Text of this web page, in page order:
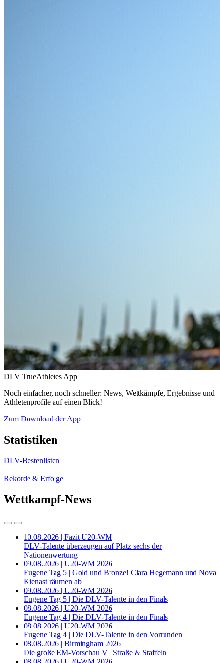
DLV TrueAthletes App
Noch einfacher, noch schneller: News, Wettkämpfe, Ergebnisse und
Athletenprofile auf einen Blick!
Zum Download der App
Statistiken
DLV-Bestenlisten
Rekorde & Erfolge
Wettkampf-News
10.08.2026 | Fazit U20-WM
DLV-Talente überzeugen auf Platz sechs der
Nationenwertung
09.08.2026 | U20-WM 2026
Eugene Tag 5 | Gold und Bronze! Clara Hegemann und Nova
Kienast räumen ab
09.08.2026 | U20-WM 2026
Eugene Tag 5 | Die DLV-Talente in den Finals
08.08.2026 | U20-WM 2026
Eugene Tag 4 | Die DLV-Talente in den Finals
08.08.2026 | U20-WM 2026
Eugene Tag 4 | Die DLV-Talente in den Vorrunden
08.08.2026 | Birmingham 2026
Die große EM-Vorschau V | Straße & Staffeln
08.08.2026 | U20-WM 2026